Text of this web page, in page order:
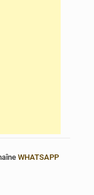
WHATSAPP